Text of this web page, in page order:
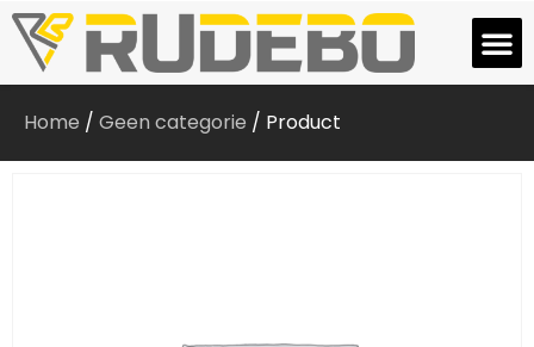
Home / Geen categorie / Product